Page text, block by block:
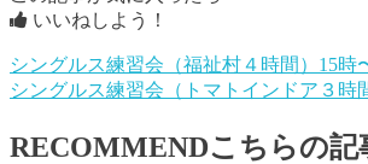
いいねしよう！
シングルス練習会（福祉村４時間）15時
シングルス練習会（トマトインドア３時
RECOMMENDこちらの記